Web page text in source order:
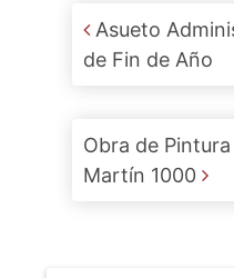
Post
Asueto
de Fin de Año
Obra de
Martín 1000